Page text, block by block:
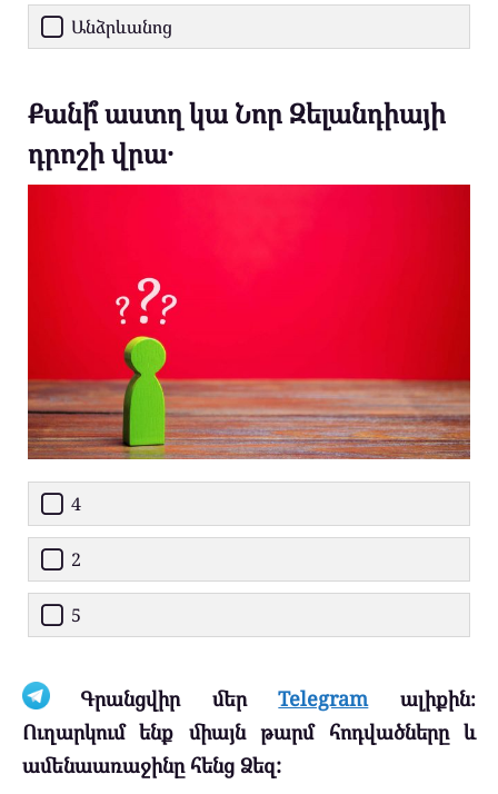
Անձրևանոց
Քանի՞ աստղ կա Նոր Զելանդիայի
դրոշի վրա․
4
2
5
Գրանցվիր մերTelegramալիքին։
Ուղարկում ենք միայն թարմ հոդվածները և
ամենաառաջինը հենց Ձեզ: